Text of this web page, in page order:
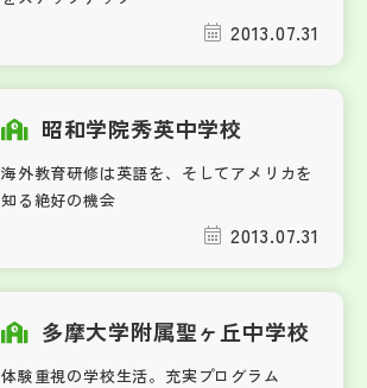
2013.07.31
昭和学院秀英中学校
海外教育研修は英語を、そしてアメリカを
知る絶好の機会
2013.07.31
多摩大学附属聖ヶ丘中学校
体験重視の学校生活。充実プログラム